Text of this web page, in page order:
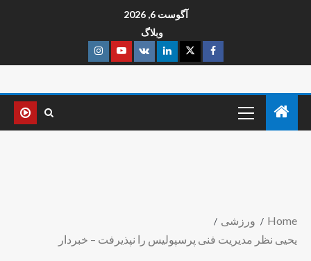
آگوست 6, 2026
وبلاگ
Home
ورزشی
یحیی نظر مدیریت فنی پرسپولیس را نپذیرفت – خبردار